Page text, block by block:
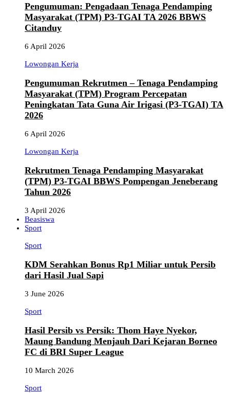
Pengumuman: Pengadaan Tenaga Pendamping
Masyarakat (TPM) P3-TGAI TA 2026 BBWS
Citanduy
6 April 2026
Lowongan Kerja
Pengumuman Rekrutmen – Tenaga Pendamping
Masyarakat (TPM) Program Percepatan
Peningkatan Tata Guna Air Irigasi (P3-TGAI) TA
2026
6 April 2026
Lowongan Kerja
Rekrutmen Tenaga Pendamping Masyarakat
(TPM) P3-TGAI BBWS Pompengan Jeneberang
Tahun 2026
3 April 2026
Beasiswa
Sport
Sport
KDM Serahkan Bonus Rp1 Miliar untuk Persib
dari Hasil Jual Sapi
3 June 2026
Sport
Hasil Persib vs Persik: Thom Haye Nyekor,
Maung Bandung Menjauh Dari Kejaran Borneo
FC di BRI Super League
10 March 2026
Sport